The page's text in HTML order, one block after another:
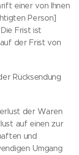
einer von Ihnen
Person]
Frist ist
der Frist von
Rücksendung
der Waren
auf einen zur
und
Umgang